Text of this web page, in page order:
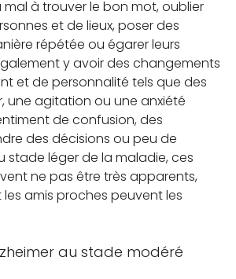
à trouver le bon mot, oublier
et de lieux, poser des
répétée ou égarer leurs
y avoir des changements
et de personnalité tels que des
une agitation ou une anxiété
de confusion, des
des décisions ou peu de
stade léger de la maladie, ces
ne pas être très apparents,
amis proches peuvent les
au stade modéré